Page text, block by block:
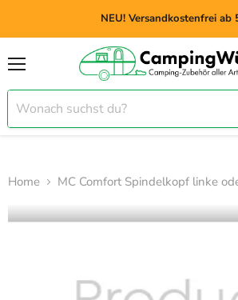
NEU! Versandkostenfrei ab
Home MC Comfort Spindelkopf linke